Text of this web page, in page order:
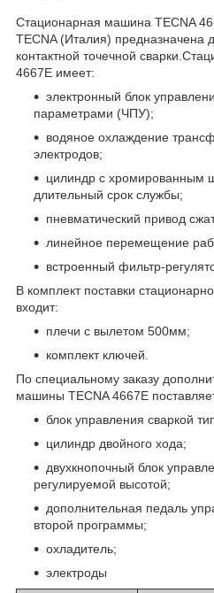
Стационарная машина TECNA
TECNA (Италия) предназначена
контактной точечной
4667Е имеет:
электронный блок
параметрами (ЧПУ);
водяное охлаждение
электродов;
цилиндр с хромированным
длительный срок службы;
пневматический привод
линейное перемещение
встроенный фильтр-
В комплект поставки
входит:
плечи с вылетом 500мм;
комплект ключей.
По специальному заказу
машины TECNA 4667Е
блок управления сваркой
цилиндр двойного хода;
двухкнопочный блок
регулируемой высотой;
дополнительная педаль
второй программы;
охладитель;
электроды